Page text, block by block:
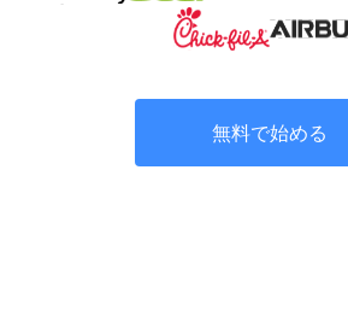
無料で始める